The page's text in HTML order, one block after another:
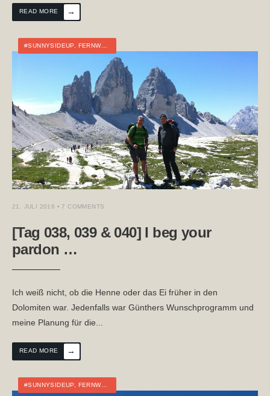
READ MORE →
#SUNNYSIDEUP FERNWANDERN
21. JULI 2016 • 7 COMMENTS
[Tag 038, 039 & 040] I beg your
pardon …
Ich weiß nicht, ob die Henne oder das Ei früher in den
Dolomiten war. Jedenfalls war Günthers Wunschprogramm und
meine Planung für die...
READ MORE →
#SUNNYSIDEUP, FERNWANDERN